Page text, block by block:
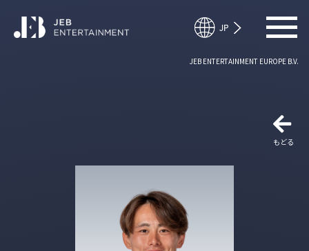
JEB ENTERTAINMENT EUROPE B.V.
もどる